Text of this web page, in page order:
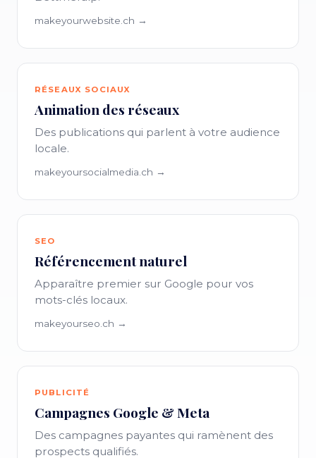
makeyourwebsite.ch →
RÉSEAUX SOCIAUX
Animation des réseaux
Des publications qui parlent à votre audience
locale.
makeyoursocialmedia.ch →
SEO
Référencement naturel
Apparaître premier sur Google pour vos
mots-clés locaux.
makeyourseo.ch →
PUBLICITÉ
Campagnes Google & Meta
Des campagnes payantes qui ramènent des
prospects qualifiés.